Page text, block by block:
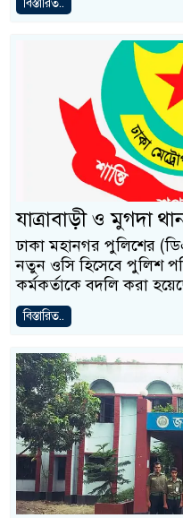
বিস্তারিত..
যাত্রাবাড়ী ও মুগদা
ঢাকা মহানগর পুলিশের
নতুন ওসি হিসেবে পুলিশ
কর্মকর্তাকে বদলি করা
বিস্তারিত..